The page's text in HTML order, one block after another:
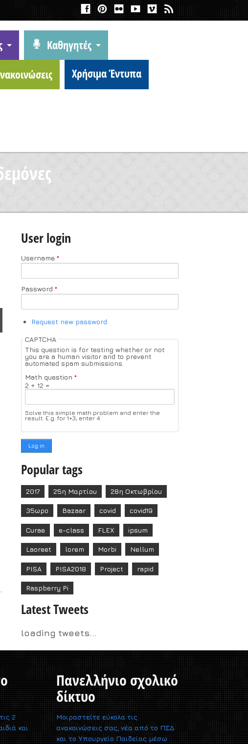
Καθηγητές
Χρήσιμα Έντυπα
User login
Username*
Password*
Request new password
CAPTCHA
This question is for testing whether or not
you are a human visitor and to prevent
automated spam submissions.
Math question*
2 + 12 =
Solve this simple math problem and enter the
result. E.g. for 1+3, enter 4.
Popular tags
2017 25η Μαρτίου 28η Οκτωβρίου
35ωρο Bazaar covid covid19
Curae e-class FLEX ipsum
Laoreet lorem Morbi Nellum
PISA PISA2018 Project rapid
Raspberry Pi
Latest Tweets
loading tweets...
2
και
Πανελλήνιο σχολικό
δίκτυο
Μοιραστείτε εύκολα τις
ανακοινώσεις σας, νέα από το ΠΣΔ
και το Υπουργείο Παιδείας μέσω